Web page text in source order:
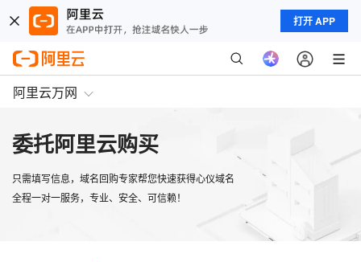
打开 APP
阿里云万网
委托阿里云购买
只需填写信息，域名回购专家帮您快速获得心仪域名
全程一对一服务，专业、安全、可信赖！